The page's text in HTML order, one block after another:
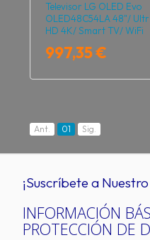
Televisor LG OLED Evo
OLED48C54LA 48"/
HD 4K/ Smart TV/ WiFi
997,35 €
Ant. 01 Sig.
¡Suscríbete a
INFORMACIÓN
PROTECCIÓN DE